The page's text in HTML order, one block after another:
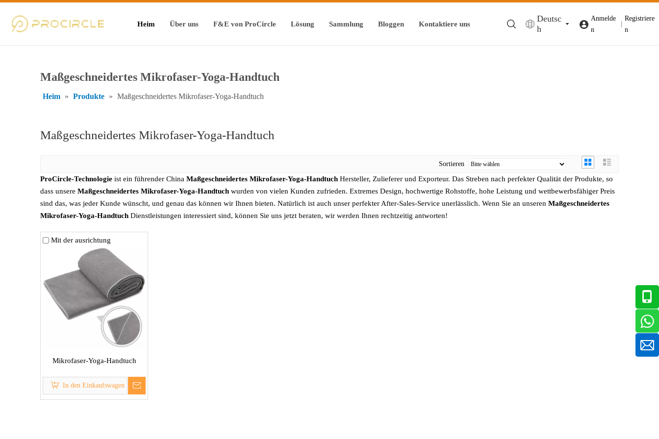
Heim Über uns F&E von ProCircle Lösung Sammlung Bloggen Kontaktiere uns
Deutsc
h
Anmelde
n
Registriere
n
Maßgeschneidertes Mikrofaser-Yoga-Handtuch
Heim » Produkte » Maßgeschneidertes Mikrofaser-Yoga-Handtuch
Maßgeschneidertes Mikrofaser-Yoga-Handtuch
Sortieren
ProCircle-Technologie ist ein führender China Maßgeschneidertes Mikrofaser-Yoga-Handtuch Hersteller, Zulieferer und Exporteur. Das Streben nach perfekter Qualität der Produkte, so
dass unsere Maßgeschneidertes Mikrofaser-Yoga-Handtuch wurden von vielen Kunden zufrieden. Extremes Design, hochwertige Rohstoffe, hohe Leistung und wettbewerbsfähiger Preis
sind das, was jeder Kunde wünscht, und genau das können wir Ihnen bieten. Natürlich ist auch unser perfekter After-Sales-Service unerlässlich. Wenn Sie an unseren Maßgeschneidertes
Mikrofaser-Yoga-Handtuch Dienstleistungen interessiert sind, können Sie uns jetzt beraten, wir werden Ihnen rechtzeitig antworten!
Mit der ausrichtung
Mikrofaser-Yoga-Handtuch
In den Einkaufswagen